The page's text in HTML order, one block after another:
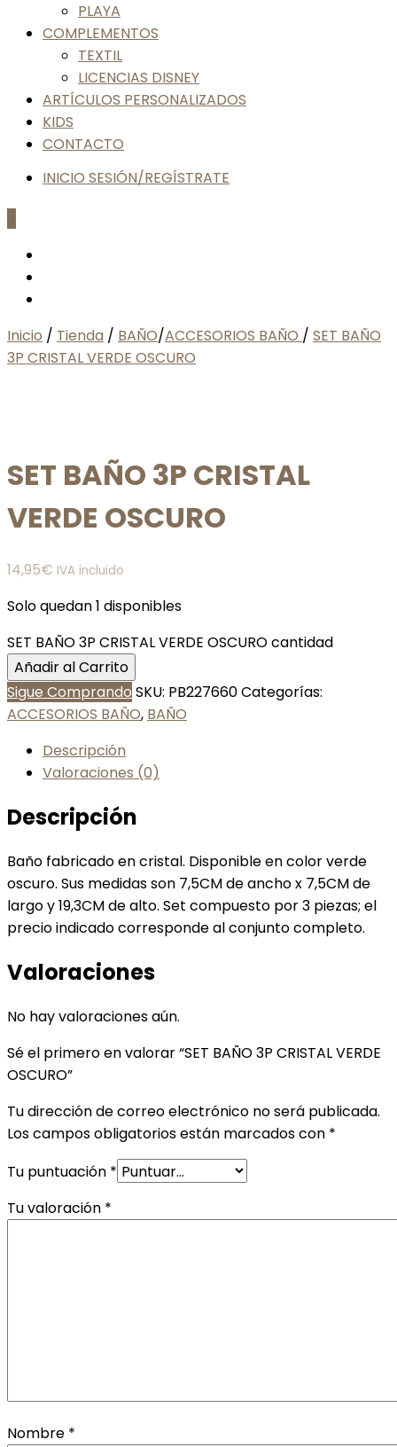
PLAYA
COMPLEMENTOS
TEXTIL
LICENCIAS DISNEY
ARTÍCULOS PERSONALIZADOS
KIDS
CONTACTO
INICIO SESIÓN/REGÍSTRATE
Inicio / Tienda / BAÑO/ACCESORIOS BAÑO / SET BAÑO
3P CRISTAL VERDE OSCURO
SET BAÑO 3P CRISTAL
VERDE OSCURO
14,95€ IVA incluido
Solo quedan 1 disponibles
SET BAÑO 3P CRISTAL VERDE OSCURO cantidad
Añadir al Carrito
Sigue Comprando SKU: PB227660Categorías:
ACCESORIOS BAÑO, BAÑO
Descripción
Valoraciones (0)
Descripción
Baño fabricado en cristal. Disponible en color verde
oscuro. Sus medidas son 7,5CM de ancho x 7,5CM de
largo y 19,3CM de alto. Set compuesto por 3 piezas; el
precio indicado corresponde al conjunto completo.
Valoraciones
No hay valoraciones aún.
Sé el primero en valorar “SET BAÑO 3P CRISTAL VERDE
OSCURO”
Tu dirección de correo electrónico no será publicada.
Los campos obligatorios están marcados con *
Tu puntuación *
Tu valoración *
Nombre *